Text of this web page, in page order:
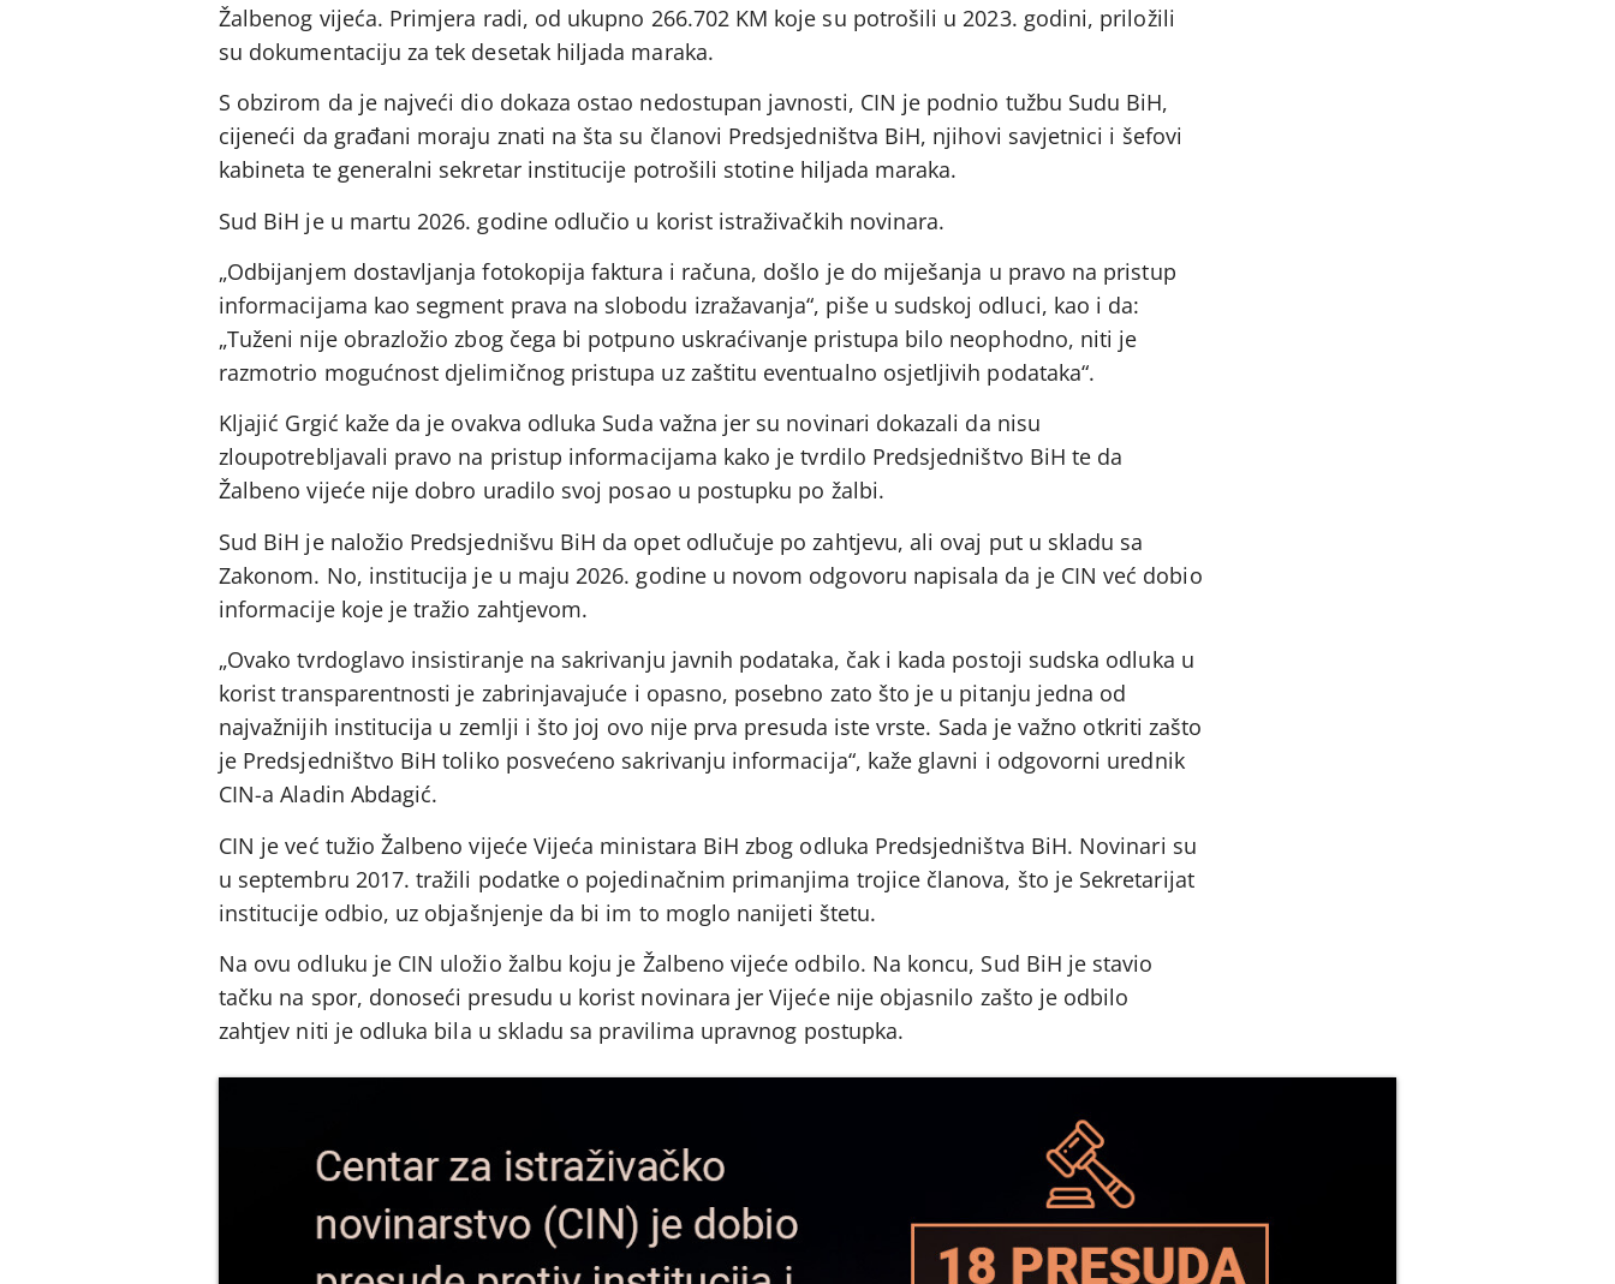
Žalbenog vijeća. Primjera radi, od ukupno 266.702 KM koje su potrošili u 2023. godini, priložili
su dokumentaciju za tek desetak hiljada maraka.
S obzirom da je najveći dio dokaza ostao nedostupan javnosti, CIN je podnio tužbu Sudu BiH,
cijeneći da građani moraju znati na šta su članovi Predsjedništva BiH, njihovi savjetnici i šefovi
kabineta te generalni sekretar institucije potrošili stotine hiljada maraka.
Sud BiH je u martu 2026. godine odlučio u korist istraživačkih novinara.
„Odbijanjem dostavljanja fotokopija faktura i računa, došlo je do miješanja u pravo na pristup
informacijama kao segment prava na slobodu izražavanja“, piše u sudskoj odluci, kao i da:
„Tuženi nije obrazložio zbog čega bi potpuno uskraćivanje pristupa bilo neophodno, niti je
razmotrio mogućnost djelimičnog pristupa uz zaštitu eventualno osjetljivih podataka“.
Kljajić Grgić kaže da je ovakva odluka Suda važna jer su novinari dokazali da nisu
zloupotrebljavali pravo na pristup informacijama kako je tvrdilo Predsjedništvo BiH te da
Žalbeno vijeće nije dobro uradilo svoj posao u postupku po žalbi.
Sud BiH je naložio Predsjednišvu BiH da opet odlučuje po zahtjevu, ali ovaj put u skladu sa
Zakonom. No, institucija je u maju 2026. godine u novom odgovoru napisala da je CIN već dobio
informacije koje je tražio zahtjevom.
„Ovako tvrdoglavo insistiranje na sakrivanju javnih podataka, čak i kada postoji sudska odluka u
korist transparentnosti je zabrinjavajuće i opasno, posebno zato što je u pitanju jedna od
najvažnijih institucija u zemlji i što joj ovo nije prva presuda iste vrste. Sada je važno otkriti zašto
je Predsjedništvo BiH toliko posvećeno sakrivanju informacija“, kaže glavni i odgovorni urednik
CIN-a Aladin Abdagić.
CIN je već tužio Žalbeno vijeće Vijeća ministara BiH zbog odluka Predsjedništva BiH. Novinari su
u septembru 2017. tražili podatke o pojedinačnim primanjima trojice članova, što je Sekretarijat
institucije odbio, uz objašnjenje da bi im to moglo nanijeti štetu.
Na ovu odluku je CIN uložio žalbu koju je Žalbeno vijeće odbilo. Na koncu, Sud BiH je stavio
tačku na spor, donoseći presudu u korist novinara jer Vijeće nije objasnilo zašto je odbilo
zahtjev niti je odluka bila u skladu sa pravilima upravnog postupka.